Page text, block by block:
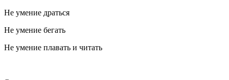
Не умение драться
Не умение бегать
Не умение плавать и читать